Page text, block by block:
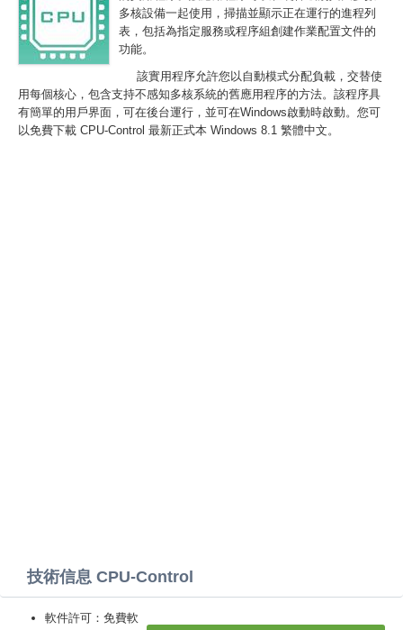
多核設備一起使用，掃描並顯示正在運行的進程列
表，包括為指定服務或程序組創建作業配置文件的
功能。
該實用程序允許您以自動模式分配負載，交替使
用每個核心，包含支持不感知多核系統的舊應用程序的方法。該程序具
有簡單的用戶界面，可在後台運行，並可在Windows啟動時啟動。您可
以免費下載 CPU-Control 最新正式本 Windows 8.1 繁體中文。
技術信息 CPU-Control
軟件許可：免費軟